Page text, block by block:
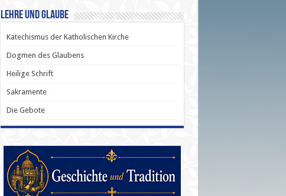
Lehre und Glaube
Katechismus der Katholischen Kirche
Dogmen des Glaubens
Heilige Schrift
Sakramente
Die Gebote